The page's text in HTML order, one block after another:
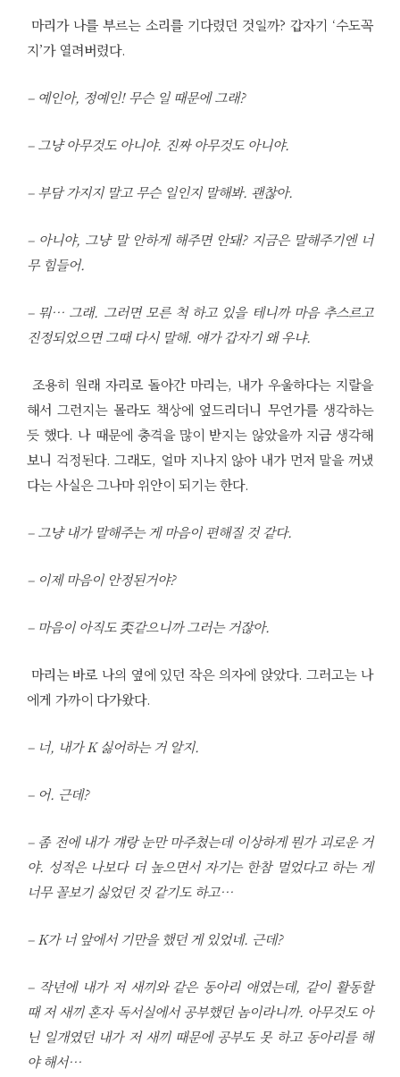
마리가 나를 부르는 소리를 기다렸던 것일까? 갑자기 ‘수도꼭
지’가 열려버렸다.
– 예인아, 정예인! 무슨 일 때문에 그래?
– 그냥 아무것도 아니야. 진짜 아무것도 아니야.
– 부담 가지지 말고 무슨 일인지 말해봐. 괜찮아.
– 아니야, 그냥 말 안하게 해주면 안돼? 지금은 말해주기엔 너
무 힘들어.
– 뭐… 그래. 그러면 모른 척 하고 있을 테니까 마음 추스르고
진정되었으면 그때 다시 말해. 얘가 갑자기 왜 우냐.
조용히 원래 자리로 돌아간 마리는, 내가 우울하다는 지랄을
해서 그런지는 몰라도 책상에 엎드리더니 무언가를 생각하는
듯 했다. 나 때문에 충격을 많이 받지는 않았을까 지금 생각해
보니 걱정된다. 그래도, 얼마 지나지 않아 내가 먼저 말을 꺼냈
다는 사실은 그나마 위안이 되기는 한다.
– 그냥 내가 말해주는 게 마음이 편해질 것 같다.
– 이제 마음이 안정된거야?
– 마음이 아직도 奀같으니까 그러는 거잖아.
마리는 바로 나의 옆에 있던 작은 의자에 앉았다. 그러고는 나
에게 가까이 다가왔다.
– 너, 내가 K 싫어하는 거 알지.
– 어. 근데?
– 좀 전에 내가 걔랑 눈만 마주쳤는데 이상하게 뭔가 괴로운 거
야. 성적은 나보다 더 높으면서 자기는 한참 멀었다고 하는 게
너무 꼴보기 싫었던 것 같기도 하고…
– K가 너 앞에서 기만을 했던 게 있었네. 근데?
– 작년에 내가 저 새끼와 같은 동아리 애였는데, 같이 활동할
때 저 새끼 혼자 독서실에서 공부했던 놈이라니까. 아무것도 아
닌 일개였던 내가 저 새끼 때문에 공부도 못 하고 동아리를 해
야 해서…